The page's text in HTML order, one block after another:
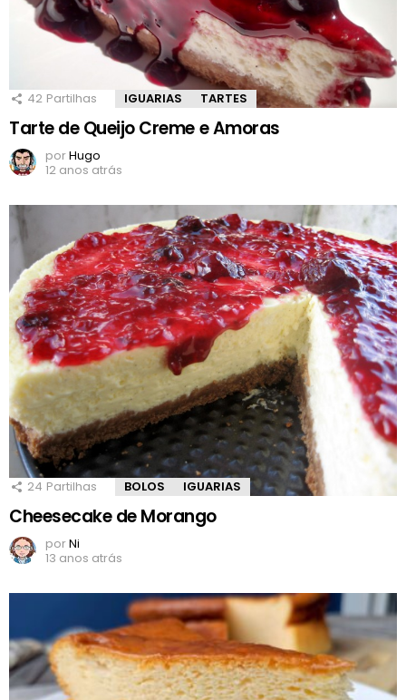
42 Partilhas IGUARIAS TARTES
Tarte de Queijo Creme e Amoras
porHugo
12 anos atrás
24 Partilhas BOLOS IGUARIAS
Cheesecake de Morango
porNi
13 anos atrás